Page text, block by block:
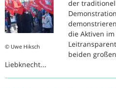
© Uwe Hiksch
der
die Aktiven
beiden
Liebknecht...